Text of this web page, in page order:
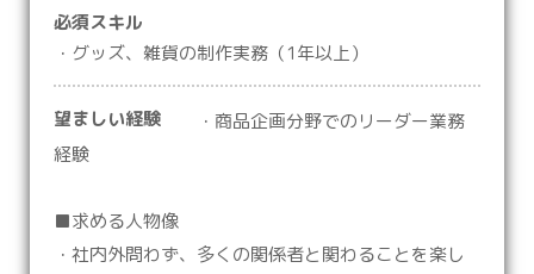
必須スキル
・グッズ、雑貨の制作実務（1年以上）
望ましい経験
・商品企画分野でのリーダー業務
経験
■求める人物像
・社内外問わず、多くの関係者と関わることを楽し